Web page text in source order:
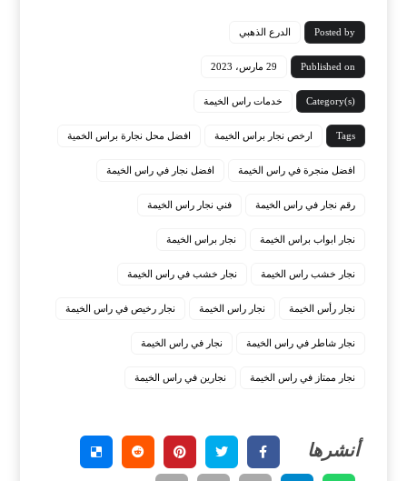
Posted by الدرع الذهبي
Published on 29 مارس، 2023
Category(s) خدمات راس الخيمة
Tags ارخص نجار براس الخيمة افضل محل نجارة براس الخمية
افضل منجرة في راس الخيمة افضل نجار في راس الخيمة
رقم نجار في راس الخيمة فني نجار راس الخيمة
نجار ابواب براس الخيمة نجار براس الخيمة
نجار خشب راس الخيمة نجار خشب في راس الخيمة
نجار رأس الخيمة نجار راس الخيمة نجار رخيص في راس الخيمة
نجار شاطر في راس الخيمة نجار في راس الخيمة
نجار ممتاز في راس الخيمة نجارين في راس الخيمة